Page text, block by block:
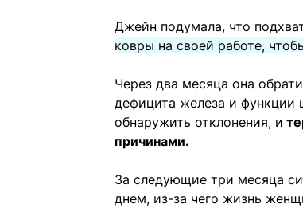
Джейн подумала, что
ковры на своей работе,
Через два месяца она
дефицита железа и функции
обнаружить отклонения, и
причинами.
За следующие три месяца
днем, из-за чего жизнь